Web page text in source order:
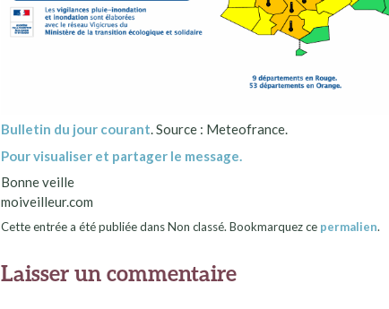
Bulletin du jour courant. Source : Meteofrance.
Pour visualiser et partager le message.
Bonne veille
moiveilleur.com
Cette entrée a été publiée dans Non classé. Bookmarquez ce permalien.
Laisser un commentaire